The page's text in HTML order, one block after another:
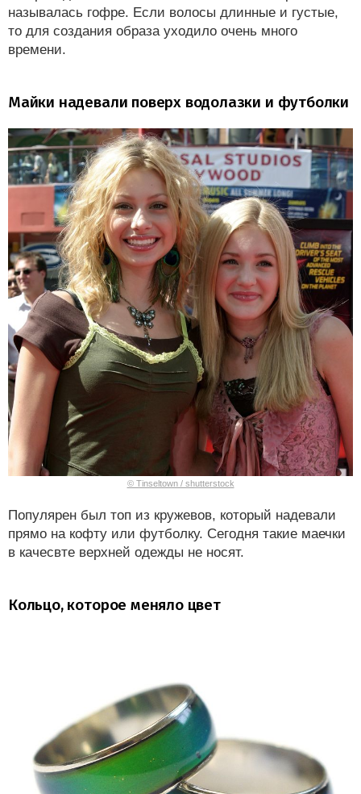
называлась гофре. Если волосы длинные и густые,
то для создания образа уходило очень много
времени.
Майки надевали поверх водолазки и футболки
© Tinseltown / shutterstock
Популярен был топ из кружевов, который надевали
прямо на кофту или футболку. Сегодня такие маечки
в качесвте верхней одежды не носят.
Кольцо, которое меняло цвет